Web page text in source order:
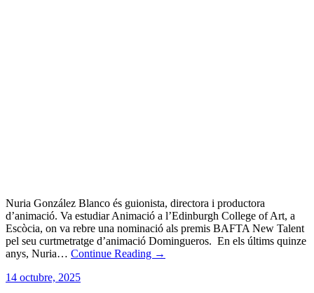
Nuria González Blanco és guionista, directora i productora
d’animació. Va estudiar Animació a l’Edinburgh College of Art, a
Escòcia, on va rebre una nominació als premis BAFTA New Talent
pel seu curtmetratge d’animació Domingueros. En els últims quinze
anys, Nuria… Continue Reading →
14 octubre, 2025